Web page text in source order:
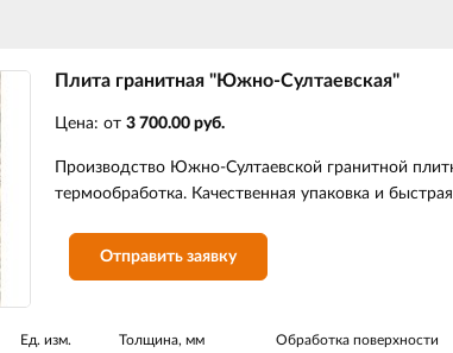
Плита гранитная "Южно-Султаевская"
Цена: от 3 700.00 руб.
Производство Южно-Султаевской гранитной
термообработка. Качественная упаковка и
Отправить заявку
Ед. изм. Толщина, мм Обработка поверхности